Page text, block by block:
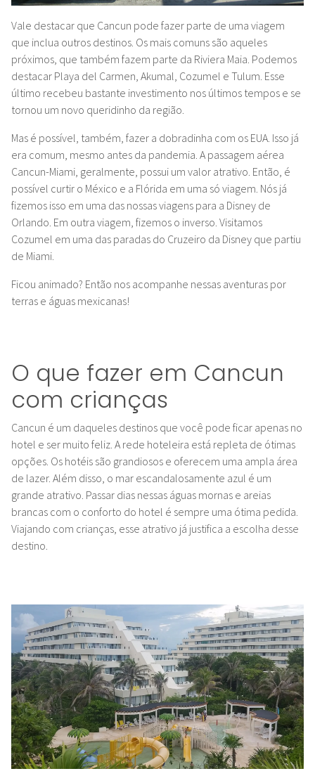
Vale destacar que Cancun pode fazer parte de uma viagem
que inclua outros destinos. Os mais comuns são aqueles
próximos, que também fazem parte da Riviera Maia. Podemos
destacar Playa del Carmen, Akumal, Cozumel e Tulum. Esse
último recebeu bastante investimento nos últimos tempos e se
tornou um novo queridinho da região.
Mas é possível, também, fazer a dobradinha com os EUA. Isso já
era comum, mesmo antes da pandemia. A passagem aérea
Cancun-Miami, geralmente, possui um valor atrativo. Então, é
possível curtir o México e a Flórida em uma só viagem. Nós já
fizemos isso em uma das nossas viagens para a Disney de
Orlando. Em outra viagem, fizemos o inverso. Visitamos
Cozumel em uma das paradas do Cruzeiro da Disney que partiu
de Miami.
Ficou animado? Então nos acompanhe nessas aventuras por
terras e águas mexicanas!
O que fazer em Cancun
com crianças
Cancun é um daqueles destinos que você pode ficar apenas no
hotel e ser muito feliz. A rede hoteleira está repleta de ótimas
opções. Os hotéis são grandiosos e oferecem uma ampla área
de lazer. Além disso, o mar escandalosamente azul é um
grande atrativo. Passar dias nessas águas mornas e areias
brancas com o conforto do hotel é sempre uma ótima pedida.
Viajando com crianças, esse atrativo já justifica a escolha desse
destino.